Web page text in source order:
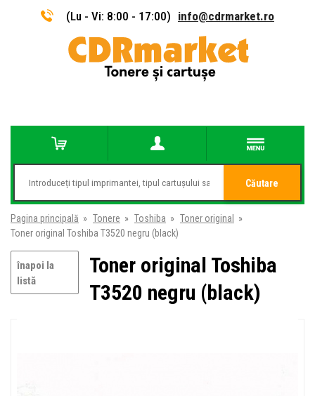
(Lu - Vi: 8:00 - 17:00) info@cdrmarket.ro
Căutare
Pagina principală » Tonere » Toshiba » Toner original
»
Toner original Toshiba T3520 negru (black)
înapoi la
listă
Toner original Toshiba
T3520 negru (black)